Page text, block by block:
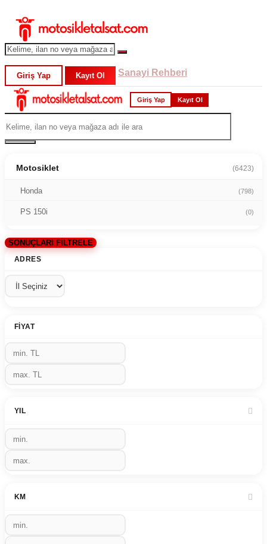
Giriş Yap Kayıt Ol Sanayi Rehberi
Giriş Yap Kayıt Ol
Motosiklet (6423)
Honda (798)
PS 150i (0)
SONUÇLARI FİLTRELE
ADRES
FIYAT
YIL
KM